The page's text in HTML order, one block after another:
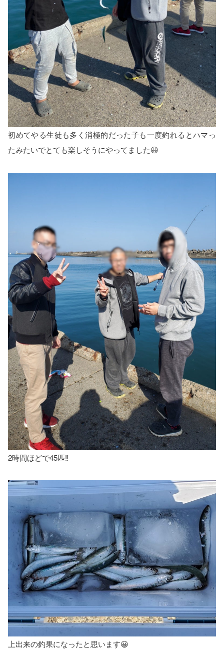
初めてやる生徒も多く消極的だった子も一度釣れるとハマっ
たみたいでとても楽しそうにやってました😃
2時間ほどで45匹‼️
上出来の釣果になったと思います😀